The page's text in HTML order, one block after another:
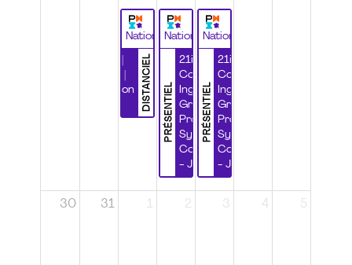
National
DISTANCIEL
Certification
National
PRÉSENTIEL
21ième
Congrès
Ingénierie
Grands
Projets et
Systèmes
Complexes
- Jour 1
National
PRÉSENTIEL
21ième
Congrès
Ingénierie
Grands
Projets et
Systèmes
Complexes
- Jour 2
30 31 1 2 3 4 5